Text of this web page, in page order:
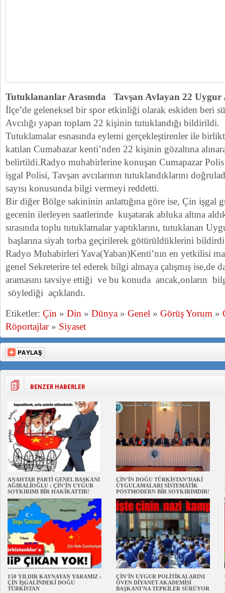
Tutuklananlar Arasında Tavşan Avlayan 22
İlçe’de geleneksel bir spor etkinliği olarak eskiden beri
Avcılığı yapan toplam 22 kişinin tutuklandığı bildirildi.
Tutuklamalar esnasında eylemi gerçekleştirenler ile
katılan Cumabazar kenti’nden 22 kişinin gözaltına
belirtildi.Radyo muhabirlerine konuşan Cumapazar
işgal Polisi, Tavşan avcılarının tutuklandıklarını
sayısı konusunda bilgi vermeyi reddetti.
Bir diğer Bölge sakininin anlattığına göre ise, Çin işgal
gecenin ilerleyen saatlerinde kuşatarak abluka altına
sırasında toplu tutuklamalar yaptıklarını, tutuklanan
başlarına siyah torba geçirilerek götürüldüklerini
Radyo Muhabirleri Yava(Yaban)Kenti’nın en yetkilisi
genel Sekreterire tel ederek bilgi almaya çalışmış ise,de
aramasını tavsiye ettiği ve bu konuda ancak,onların
söylediği açıklandı.
Etiketler: Çin » Din » Dünya » Genel » Görüş Yorum »
Röportajlar» Siyaset
BENZER HABERLER
ANAHTAR PARTİ GENEL BAŞKANI
AĞIRALİOĞLU : ÇİN’İN UYGUR
SOYKIRIMI BİR HAKİKATTIR!
ÇİN’İN DOĞU TÜRKİSTAN’DAKİ
UYGULAMALARI SİSTEMATİK
POSTMODERN BİR SOYKIRIMDIR!
150 YILDIR KAYNAYAN YARAMIZ :
ÇİN İŞGALİNDEKİ DOĞU
TÜRKİSTAN
ÇİN’İN UYGUR POLİTİKALARINI
ÖVEN DİYANET AKADEMİSİ
BAŞKANI’NA TEPKİLER SÜRÜYOR